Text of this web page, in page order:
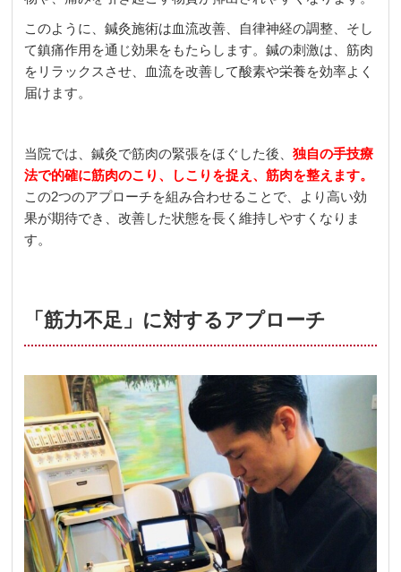
このように、鍼灸施術は血流改善、自律神経の調整、そし
て鎮痛作用を通じ効果をもたらします。鍼の刺激は、筋肉
をリラックスさせ、血流を改善して酸素や栄養を効率よく
届けます。
当院では、鍼灸で筋肉の緊張をほぐした後、独自の手技療
法で的確に筋肉のこり、しこりを捉え、筋肉を整えます。
この2つのアプローチを組み合わせることで、より高い効
果が期待でき、改善した状態を長く維持しやすくなりま
す。
「筋力不足」に対するアプローチ